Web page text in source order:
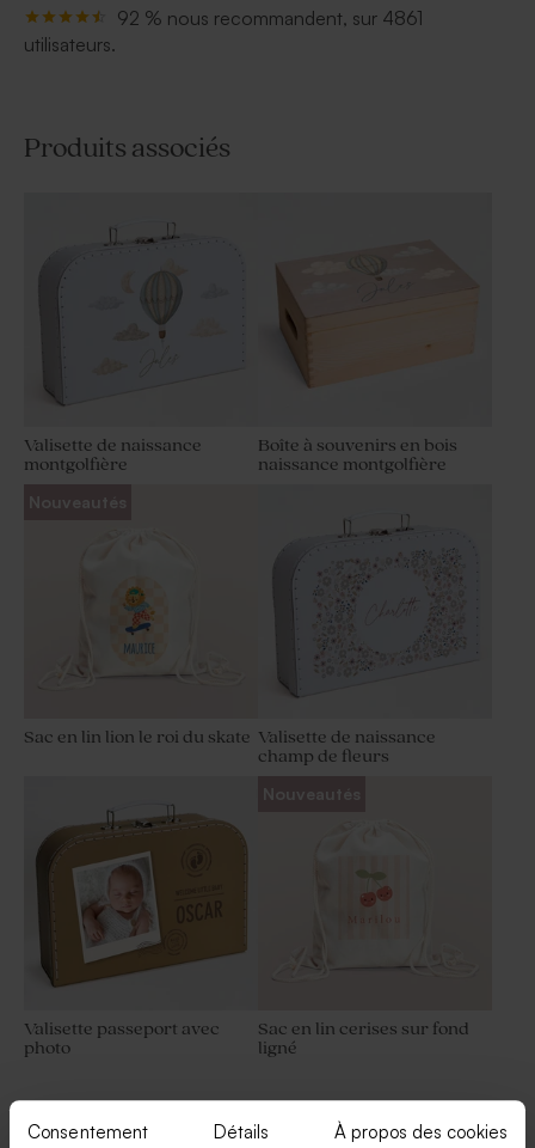
Consentement Détails À propos des cookies
92 % nous recommandent, sur 4861
utilisateurs.
Produits associés
Valisette de naissance
montgolfière
Boîte à souvenirs en bois
naissance montgolfière
Nouveautés
Sac en lin lion le roi du skate Valisette de naissance
champ de fleurs
Valisette passeport avec
photo
Nouveautés
Sac en lin cerises sur fond
ligné
Voir +